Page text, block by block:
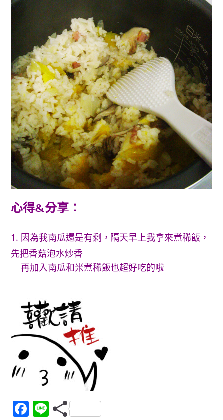
心得&分享：
1. 因為我南瓜還是有剩，隔天早上我拿來煮稀飯，
先把香菇泡水炒香
再加入南瓜和米煮稀飯也超好吃的啦
F Li